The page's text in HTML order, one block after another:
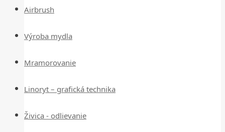
Airbrush
Výroba mydla
Mramorovanie
Linoryt – grafická technika
Živica - odlievanie